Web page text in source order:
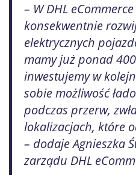
– W DHL
konsekwentnie
elektrycznych
mamy już ponad
inwestujemy w
sobie możliwość
podczas przerw,
lokalizacjach, które
– dodaje Agnieszka
zarządu DHL